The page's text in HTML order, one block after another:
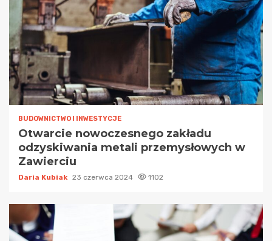
BUDOWNICTWO I INWESTYCJE
Otwarcie nowoczesnego zakładu
odzyskiwania metali przemysłowych w
Zawierciu
Daria Kubiak 23 czerwca 2024 1102